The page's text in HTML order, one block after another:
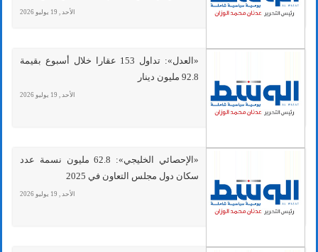
الأحد , 19 يوليو 2026
«العدل»: تداول 153 عقارا خلال أسبوع بقيمة
92.8 مليون دينار
الأحد , 19 يوليو 2026
«الإحصائي الخليجي»: 62.8 مليون نسمة عدد
سكان دول مجلس التعاون في 2025
الأحد , 19 يوليو 2026